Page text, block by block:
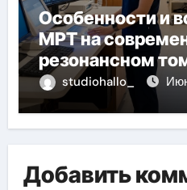
Особенности и
МРТ на
резонансном
studiohallo_
Добавить